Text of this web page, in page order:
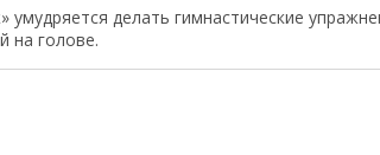
делать гимнастические
на голове.